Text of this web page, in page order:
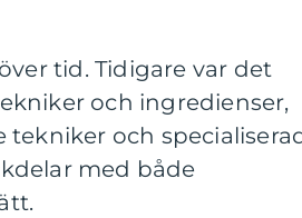
tid. Tidigare var det
och ingredienser,
och
med både